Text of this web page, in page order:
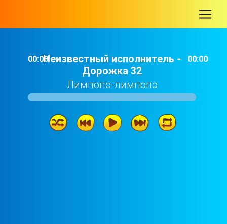
00:00Неизвестный исполнитель -
Дорожка 32
Лимпопо-лимпопо
00:00